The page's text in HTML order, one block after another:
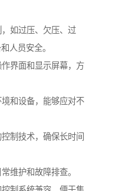
如过压、欠压、过
人员安全。
界面和显示屏幕，方
和设备，能够应对不
制技术，确保长时间
维护和故障排查。